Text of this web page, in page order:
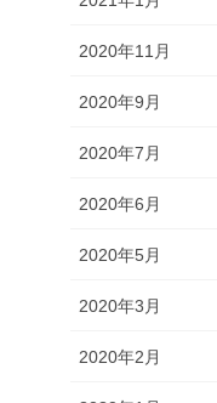
2020年11月
2020年9月
2020年7月
2020年6月
2020年5月
2020年3月
2020年2月